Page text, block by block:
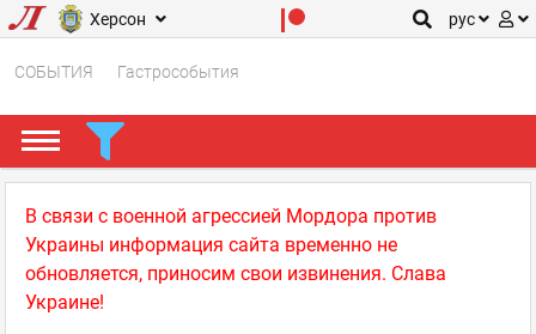
Херсон рус
СОБЫТИЯ Гастрособытия
В связи с военной агрессией Мордора против
Украины информация сайта временно не
обновляется, приносим свои извинения. Слава
Украине!